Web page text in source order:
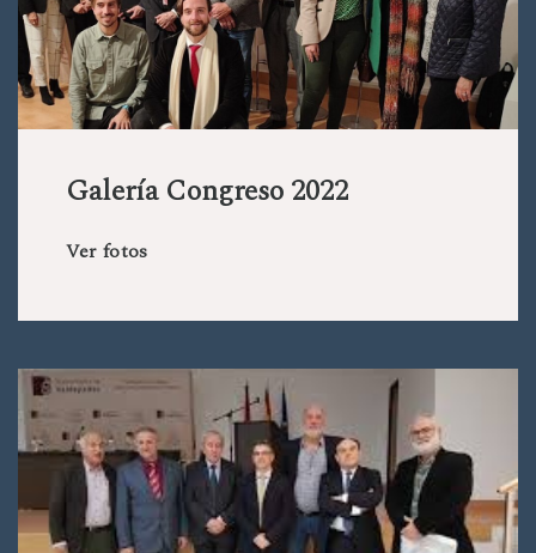
Galería Congreso 2022
Ver fotos